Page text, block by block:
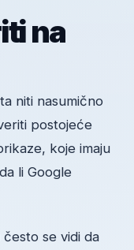
na
niti nasumično
postojeće
koje imaju
li Google
često se vidi da